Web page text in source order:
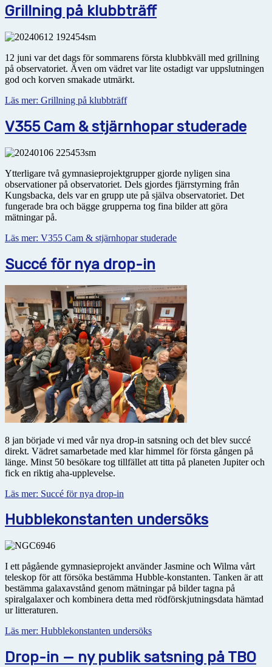
Grillning på klubbträff
12 juni var det dags för sommarens första klubbkväll med grillning
på observatoriet. Även om vädret var lite ostadigt var uppslutningen
god och korven smakade utmärkt.
Läs mer: Grillning på klubbträff
V355 Cam & stjärnhopar studerade
Ytterligare två gymnasieprojektgrupper gjorde nyligen sina
observationer på observatoriet. Dels gjordes fjärrstyrning från
Kungsbacka, dels var en grupp ute på själva observatoriet. Det
fungerade bra och bägge grupperna tog fina bilder att göra
mätningar på.
Läs mer: V355 Cam & stjärnhopar studerade
Succé för nya drop-in
8 jan började vi med vår nya drop-in satsning och det blev succé
direkt. Vädret samarbetade med klar himmel för första gången på
länge. Minst 50 besökare tog tillfället att titta på planeten Jupiter och
fick en riktig aha-upplevelse.
Läs mer: Succé för nya drop-in
Hubblekonstanten undersöks
I ett pågående gymnasieprojekt använder Jasmine och Wilma vårt
teleskop för att försöka bestämma Hubble-konstanten. Tanken är att
bestämma galax­avstånd genom mätningar på bilder tagna på
spiralgalaxer och kombinera detta med rödförskjutningsdata hämtad
ur litteraturen.
Läs mer: Hubblekonstanten undersöks
Drop-in — ny publik satsning på TBO